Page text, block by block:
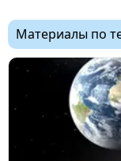
Материалы по